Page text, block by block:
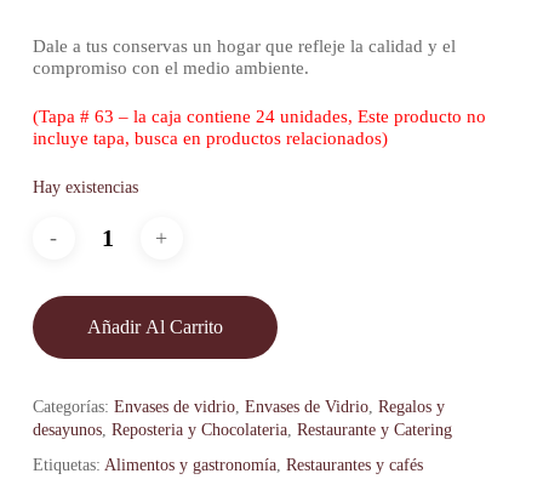
Dale a tus conservas un hogar que refleje la calidad y el
compromiso con el medio ambiente.
(Tapa # 63 – la caja contiene 24 unidades, Este producto no
incluye tapa, busca en productos relacionados)
Hay existencias
Añadir Al Carrito
Categorías: Envases de vidrio, Envases de Vidrio, Regalos y
desayunos, Reposteria y Chocolateria, Restaurante y Catering
Etiquetas: Alimentos y gastronomía, Restaurantes y cafés